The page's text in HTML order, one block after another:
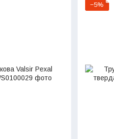
−5%